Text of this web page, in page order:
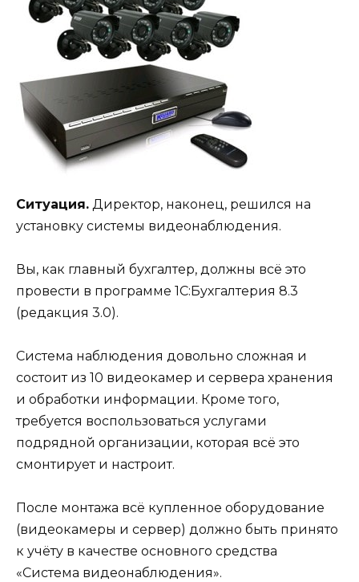
Ситуация. Директор, наконец, решился на
установку системы видеонаблюдения.
Вы, как главный бухгалтер, должны всё это
провести в программе 1С:Бухгалтерия 8.3
(редакция 3.0).
Система наблюдения довольно сложная и
состоит из 10 видеокамер и сервера хранения
и обработки информации. Кроме того,
требуется воспользоваться услугами
подрядной организации, которая всё это
смонтирует и настроит.
После монтажа всё купленное оборудование
(видеокамеры и сервер) должно быть принято
к учёту в качестве основного средства
«Система видеонаблюдения».